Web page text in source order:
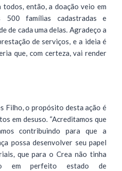
então, a doação veio em
500 famílias cadastradas e
de cada uma delas. Agradeço a
de serviços, e a ideia é
que, com certeza, vai render
Filho, o propósito desta ação é
em desuso. “Acreditamos que
contribuindo para que a
possa desenvolver seu papel
que para o Crea não tinha
em perfeito estado de